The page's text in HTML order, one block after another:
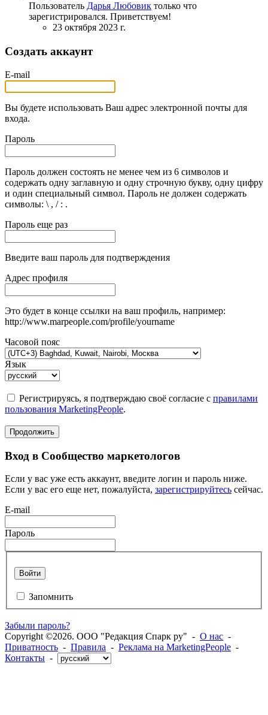
Пользователь Дарья Любовик только что
зарегистрировался. Приветствуем!
23 октября 2023 г.
Создать аккаунт
E-mail
Вы будете использовать Ваш адрес электронной почты для
входа.
Пароль
Пароль должен состоять не менее чем из 6 символов и
содержать одну заглавную и одну строчную букву, одну цифру
и один специальный символ. Пароль не должен содержать
символы: \ , / : .
Пароль еще раз
Введите ваш пароль для подтверждения
Адрес профиля
Это будет в конце ссылки на ваш профиль, например:
http://www.marpeople.com/profile/yourname
Часовой пояс
Язык
Регистрируясь, я подтверждаю своё согласие с правилами
пользования MarketingPeople.
Продолжить
Вход в Сообщество маркетологов
Если у вас уже есть аккаунт, введите логин и пароль ниже.
Если у вас его еще нет, пожалуйста, зарегистрируйтесь сейчас.
E-mail
Пароль
Войти
Запомнить
Забыли пароль?
Copyright ©2026. ООО "Редакция Спарк ру" - О нас -
Приватность - Правила - Реклама на MarketingPeople -
Контакты -